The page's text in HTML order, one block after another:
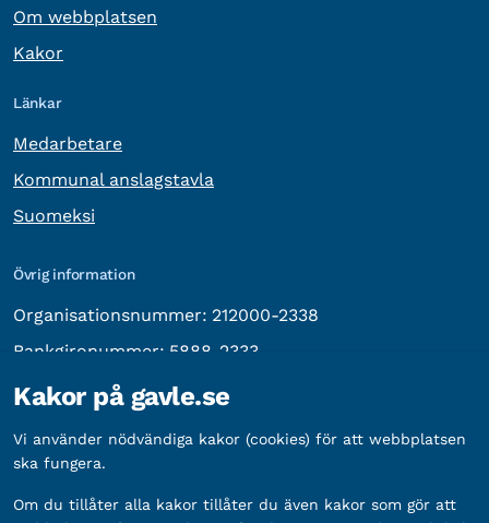
Om webbplatsen
Kakor
Länkar
Medarbetare
Kommunal anslagstavla
Suomeksi
Övrig information
Organisationsnummer: 212000-2338
Bankgironummer: 5888-2333
Kakor på gavle.se
Vi använder nödvändiga kakor (cookies) för att webbplatsen
ska fungera.
Om du tillåter alla kakor tillåter du även kakor som gör att